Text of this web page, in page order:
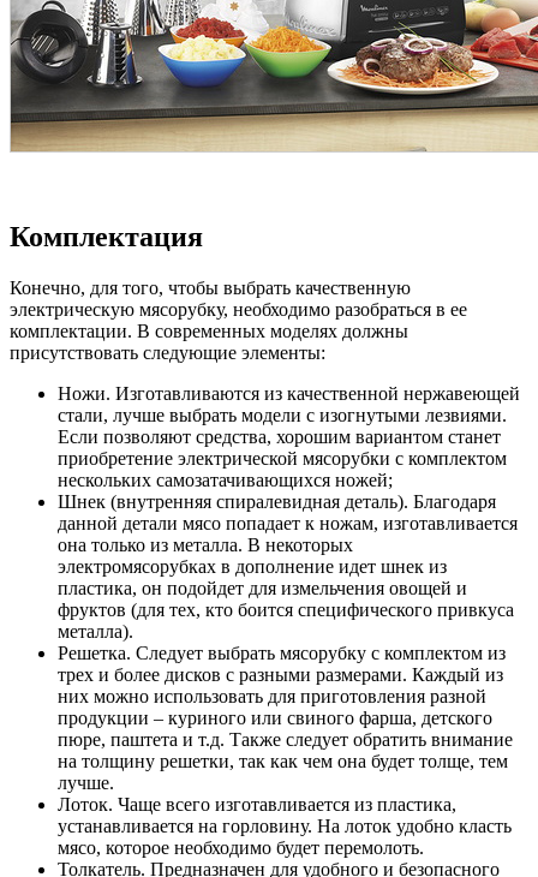
Комплектация
Конечно, для того, чтобы выбрать качественную
электрическую мясорубку, необходимо разобраться в ее
комплектации. В современных моделях должны
присутствовать следующие элементы:
Ножи. Изготавливаются из качественной нержавеющей
стали, лучше выбрать модели с изогнутыми лезвиями.
Если позволяют средства, хорошим вариантом станет
приобретение электрической мясорубки с комплектом
нескольких самозатачивающихся ножей;
Шнек (внутренняя спиралевидная деталь). Благодаря
данной детали мясо попадает к ножам, изготавливается
она только из металла. В некоторых
электромясорубках в дополнение идет шнек из
пластика, он подойдет для измельчения овощей и
фруктов (для тех, кто боится специфического привкуса
металла).
Решетка. Следует выбрать мясорубку с комплектом из
трех и более дисков с разными размерами. Каждый из
них можно использовать для приготовления разной
продукции – куриного или свиного фарша, детского
пюре, паштета и т.д. Также следует обратить внимание
на толщину решетки, так как чем она будет толще, тем
лучше.
Лоток. Чаще всего изготавливается из пластика,
устанавливается на горловину. На лоток удобно класть
мясо, которое необходимо будет перемолоть.
Толкатель. Предназначен для удобного и безопасного